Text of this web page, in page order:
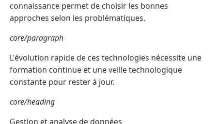
connaissance permet de choisir les bonnes
approches selon les problématiques.
core/paragraph
L'évolution rapide de ces technologies nécessite une
formation continue et une veille technologique
constante pour rester à jour.
core/heading
Gestion et analyse de données